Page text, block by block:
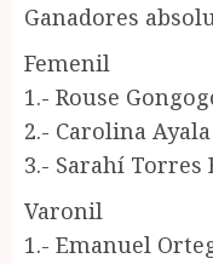
Ganadores
Femenil
1.- Rouse
2.- Carolina
3.- Sarahí Torres
Varonil
1.- Emanuel